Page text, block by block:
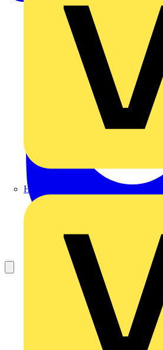
Heinrich Häusler GmbH